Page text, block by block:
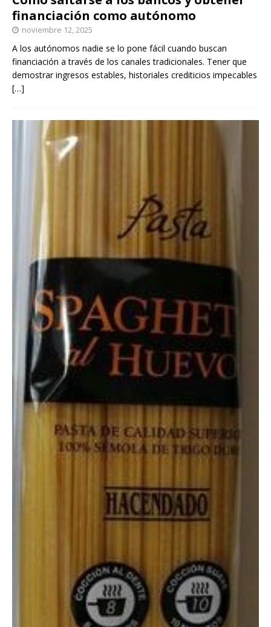
financiación como autónomo
noviembre 12, 2025
A los autónomos nadie se lo pone fácil cuando buscan
financiación a través de los canales tradicionales. Tener que
demostrar ingresos estables, historiales crediticios impecables
[…]